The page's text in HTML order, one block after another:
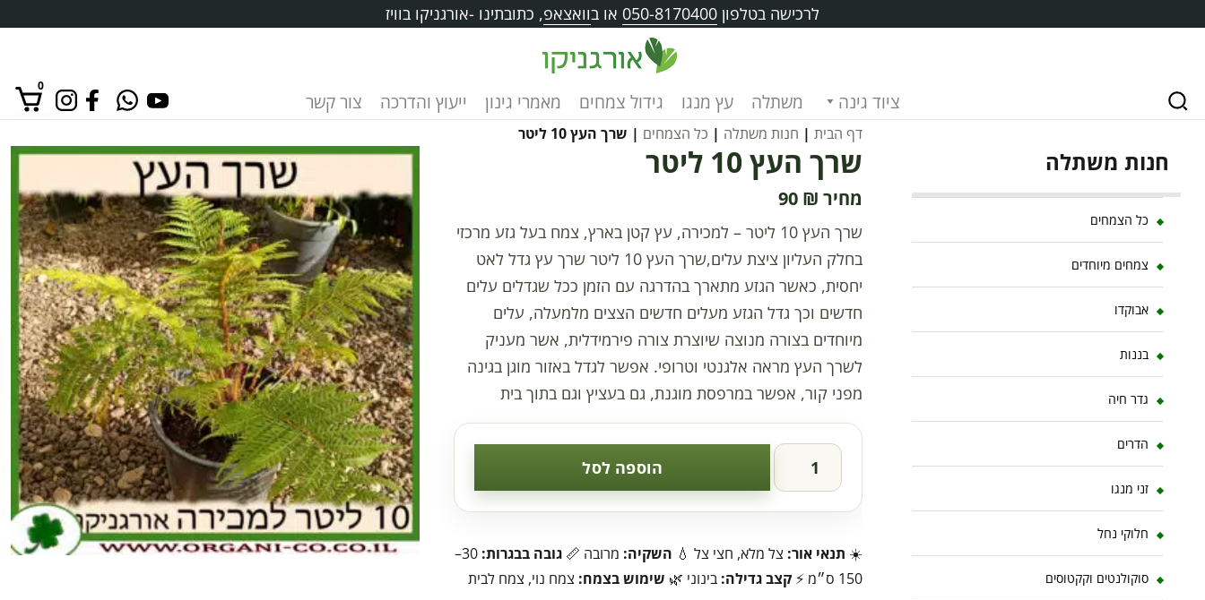
לרכישה בטלפון 050-8170400 או בוואצאפ, כתובתינו -אורגניקו בוויז
ציוד גינה משתלה עץ מנגו גידול צמחים מאמרי גינון ייעוץ והדרכה צור קשר
0
אין מוצרים בסל הקניות.
דף הבית| חנות משתלה | כל הצמחים | שרך העץ 10 ליטר
שרך העץ 10 ליטר
90 ₪
שרך העץ 10 ליטר – למכירה, עץ קטן בארץ, צמח בעל גזע מרכזי
בחלק העליון ציצת עלים,שרך העץ 10 ליטר שרך עץ גדל לאט
יחסית, כאשר הגזע מתארך בהדרגה עם הזמן ככל שגדלים עלים
חדשים וכך גדל הגזע מעלים חדשים הצצים מלמעלה, עלים
מיוחדים בצורה מנוצה שיוצרת צורה פירמידלית, אשר מעניק
לשרך העץ מראה אלגנטי וטרופי. אפשר לגדל באזור מוגן בגינה
מפני קור, אפשר במרפסת מוגנת, גם בעציץ וגם בתוך בית
כמות
של
שרך
העץ
הוספה לסל
☀️ תנאי אור: צל מלא, חצי צל 💧 השקיה: מרובה 📏 גובה בבגרות:
30–
150 ס״מ ⚡
קצב גדילה: בינוני 🌿 שימוש בצמח: צמח נוי, צמח לבית
חנות משתלה
כל הצמחים
צמחים מיוחדים
אבוקדו
בננות
גדר חיה
הדרים
זני מנגו
חלוקי נחל
סוקולנטים וקקטוסים